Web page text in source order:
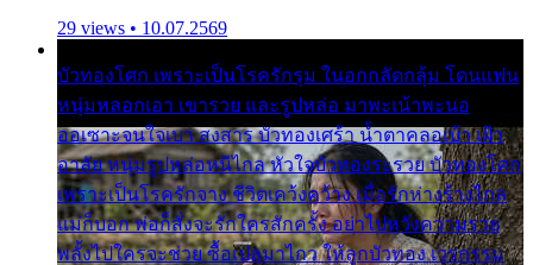
29 views • 10.07.2569
บัวทองโศก เพราะเป็นโรครักรุม ในอกกลัดกลุ้ม โดนแฟน
หนุ่มหลอกเอา เขารวย และรูปหล่อ มาพะเน้าพะนอ
ออเซาะจนใจเบา สงสาร บัวทองเศร้า น้ำตาคลอเบ้า เฝ้า
อาลัย หนุ่มรูปหล่อหนีไกล หัวใจบัวทองระรวย บัวทองโศก
เพราะเป็นโรครักจาง ชีวิตเคว้งคว้าง เมื่อรักห่างร้างไกล
แม่ก็บอก พ่อก็สั่งจะรักใครสักครั้ง อย่าไปหวังความรวย
พลั้งไปใครจะช่วย ซื้อเปลมาไกว ให้ลูกบัวทอง เวรกรรม